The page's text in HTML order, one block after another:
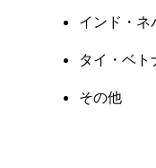
インド・ネ
タイ・ベト
その他